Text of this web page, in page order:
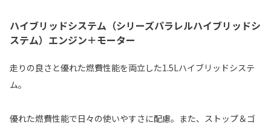
ハイブリッドシステム（シリーズパラレルハイブリッドシ
ステム）エンジン＋モーター
走りの良さと優れた燃費性能を両立した1.5Lハイブリッドシステ
ム。
優れた燃費性能で日々の使いやすさに配慮。また、ストップ＆ゴ